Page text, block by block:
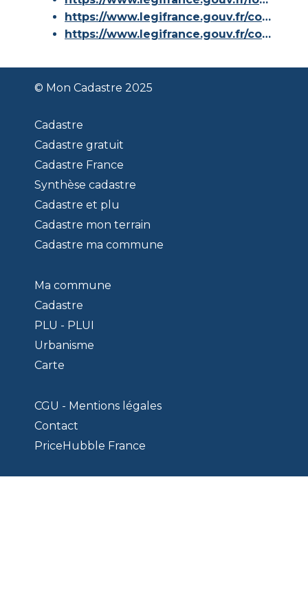
https://www.legifrance.gouv.fr/codes/article_lc/LEGIARTI000036588629/
https://www.legifrance.gouv.fr/codes/id/LEGISCTA000006180153/
© Mon Cadastre 2025
Cadastre
Cadastre gratuit
Cadastre France
Synthèse cadastre
Cadastre et plu
Cadastre mon terrain
Cadastre ma commune
Ma commune
Cadastre
PLU - PLUI
Urbanisme
Carte
CGU - Mentions légales
Contact
PriceHubble France